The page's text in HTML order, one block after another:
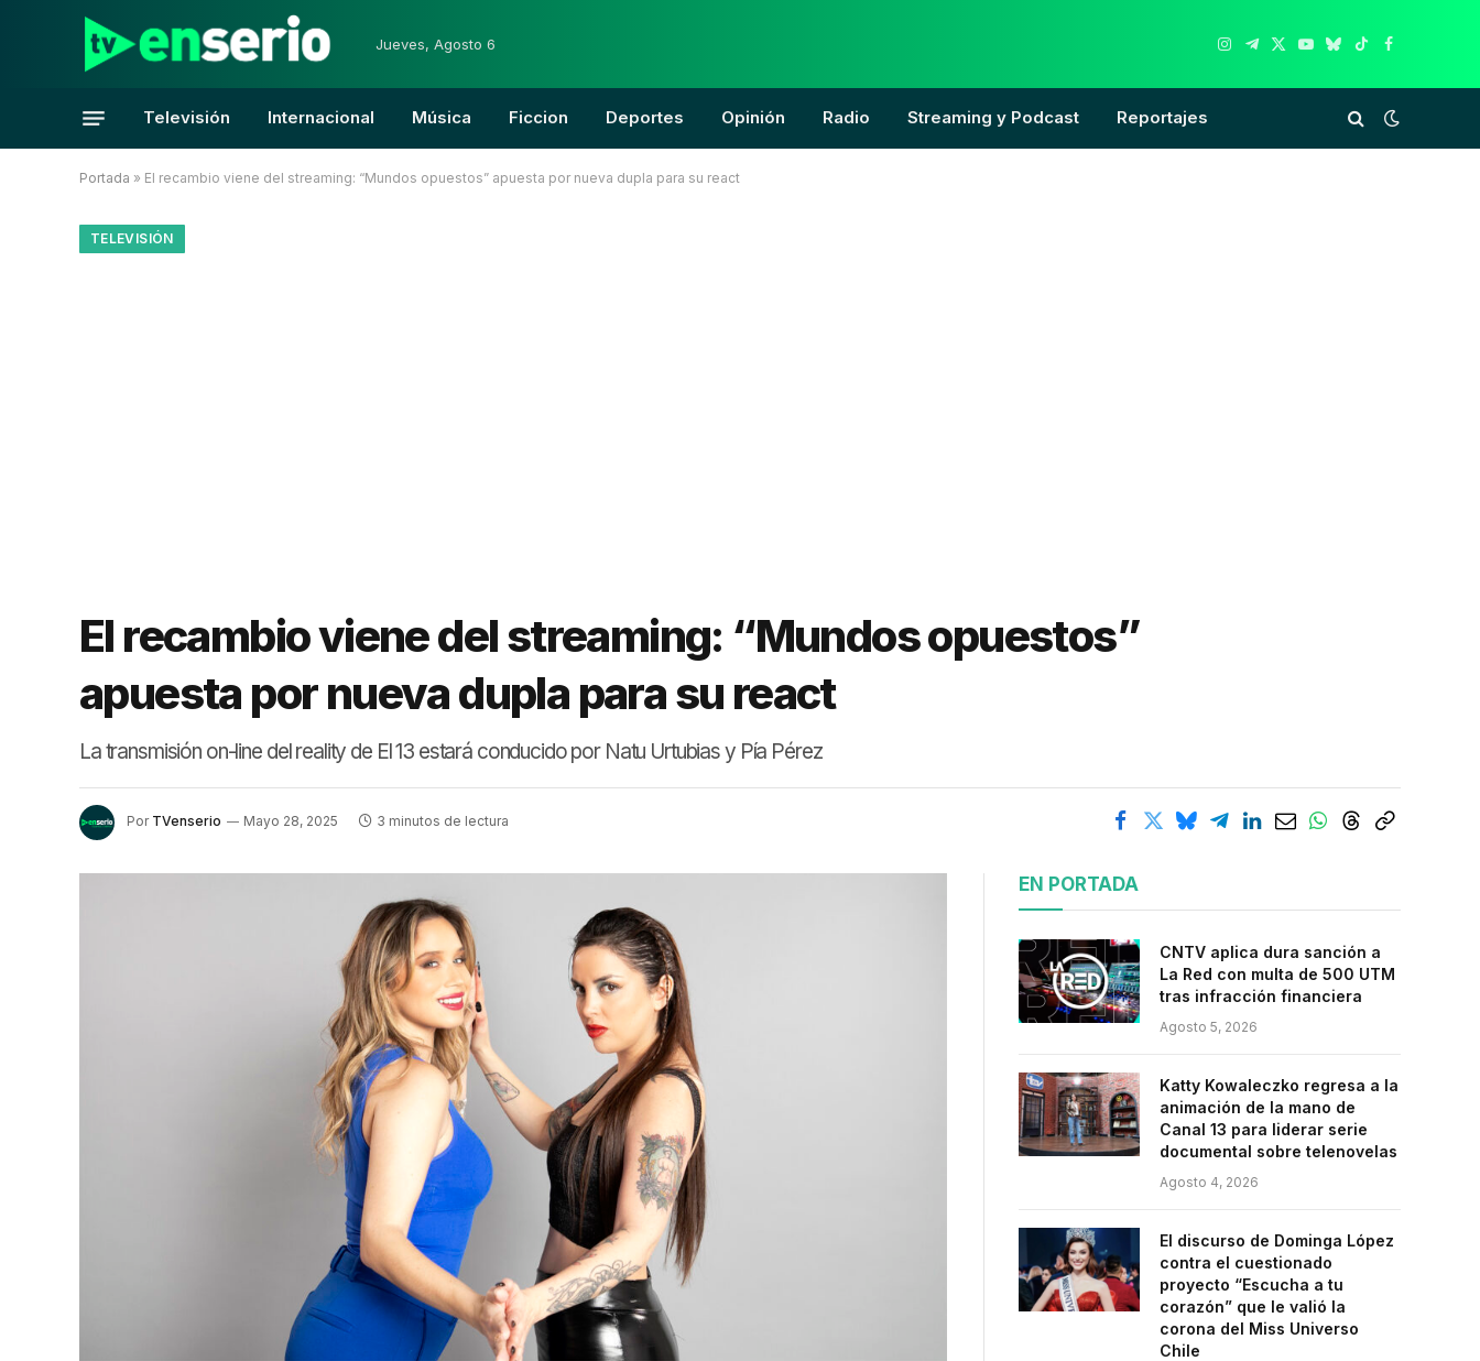
Jueves, Agosto 6
Instagram
Telegram
X
YouTube
Bluesky
TikTokFacebook
Televisión Internacional Música Ficcion Deportes Opinión Radio Streaming y Podcast Reportajes
Portada » El recambio viene del streaming: “Mundos opuestos” apuesta por nueva dupla para su react
TELEVISIÓN
El recambio viene del streaming: “Mundos opuestos”
apuesta por nueva dupla para su react
La transmisión on-line del reality de El 13 estará conducido por Natu Urtubias y Pía Pérez
Por TVenserio Mayo 28, 2025 3 minutos de lectura
EN PORTADA
CNTV aplica dura sanción a
La Red con multa de 500 UTM
tras infracción financiera
Agosto 5, 2026
Katty Kowaleczko regresa a la
animación de la mano de
Canal 13 para liderar serie
documental sobre telenovelas
Agosto 4, 2026
El discurso de Dominga López
contra el cuestionado
proyecto “Escucha a tu
corazón” que le valió la
corona del Miss Universo
Chile